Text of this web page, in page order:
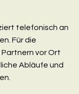
telefonisch an
Für die
vor Ort
Abläufe und